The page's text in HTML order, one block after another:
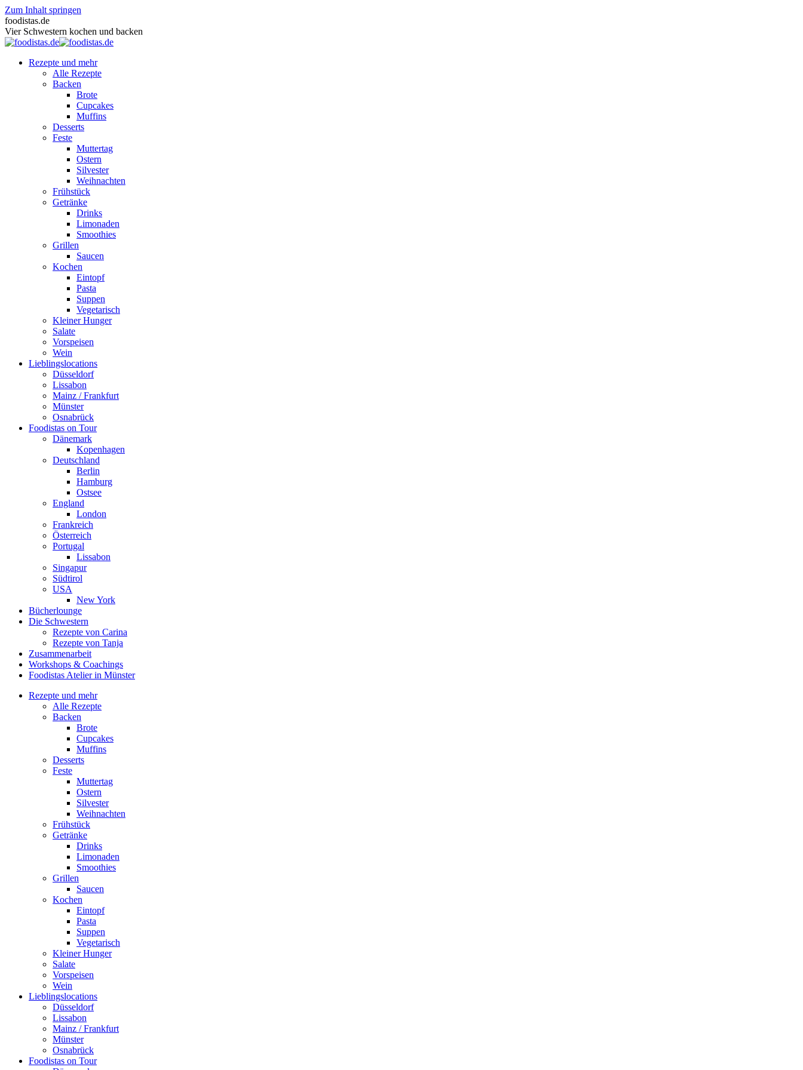
Zum Inhalt springen
foodistas.de
Vier Schwestern kochen und backen
Rezepte und mehr
Alle Rezepte
Backen
Brote
Cupcakes
Muffins
Desserts
Feste
Muttertag
Ostern
Silvester
Weihnachten
Frühstück
Getränke
Drinks
Limonaden
Smoothies
Grillen
Saucen
Kochen
Eintopf
Pasta
Suppen
Vegetarisch
Kleiner Hunger
Salate
Vorspeisen
Wein
Lieblingslocations
Düsseldorf
Lissabon
Mainz / Frankfurt
Münster
Osnabrück
Foodistas on Tour
Dänemark
Kopenhagen
Deutschland
Berlin
Hamburg
Ostsee
England
London
Frankreich
Österreich
Portugal
Lissabon
Singapur
Südtirol
USA
New York
Bücherlounge
Die Schwestern
Rezepte von Carina
Rezepte von Tanja
Zusammenarbeit
Workshops & Coachings
Foodistas Atelier in Münster
Rezepte und mehr
Alle Rezepte
Backen
Brote
Cupcakes
Muffins
Desserts
Feste
Muttertag
Ostern
Silvester
Weihnachten
Frühstück
Getränke
Drinks
Limonaden
Smoothies
Grillen
Saucen
Kochen
Eintopf
Pasta
Suppen
Vegetarisch
Kleiner Hunger
Salate
Vorspeisen
Wein
Lieblingslocations
Düsseldorf
Lissabon
Mainz / Frankfurt
Münster
Osnabrück
Foodistas on Tour